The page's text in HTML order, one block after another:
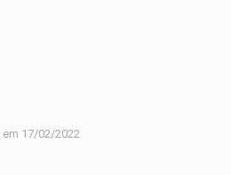
em 17/02/2022